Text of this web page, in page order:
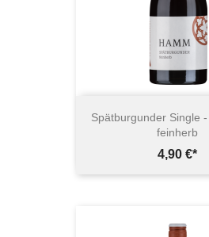
Spätburgunder Single
feinherb
Preis
4,90 €*